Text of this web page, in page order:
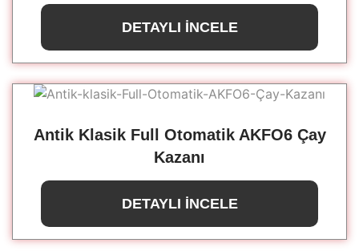
DETAYLI İNCELE
Antik Klasik Full Otomatik AKFO6 Çay
Kazanı
DETAYLI İNCELE